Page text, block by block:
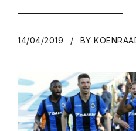
14/04/2019 BY